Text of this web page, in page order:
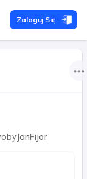
Zaloguj Się